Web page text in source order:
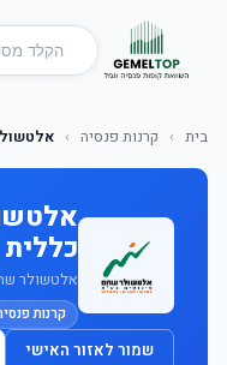
בית › קרנות פנסיה ›
אלטשולר
קרנות
שמור לאזור האישי